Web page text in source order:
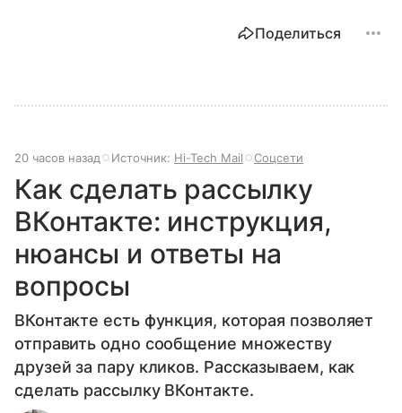
Поделиться
20 часов назад Источник: Hi-Tech Mail Соцсети
Как сделать рассылку
ВКонтакте: инструкция,
нюансы и ответы на
вопросы
ВКонтакте есть функция, которая позволяет
отправить одно сообщение множеству
друзей за пару кликов. Рассказываем, как
сделать рассылку ВКонтакте.